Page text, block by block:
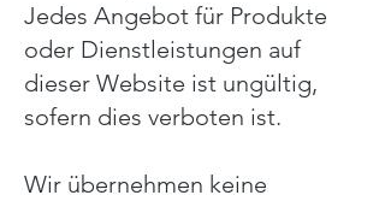
Jedes Angebot für Produkte
oder Dienstleistungen auf
dieser Website ist ungültig,
sofern dies verboten ist.
Wir übernehmen keine